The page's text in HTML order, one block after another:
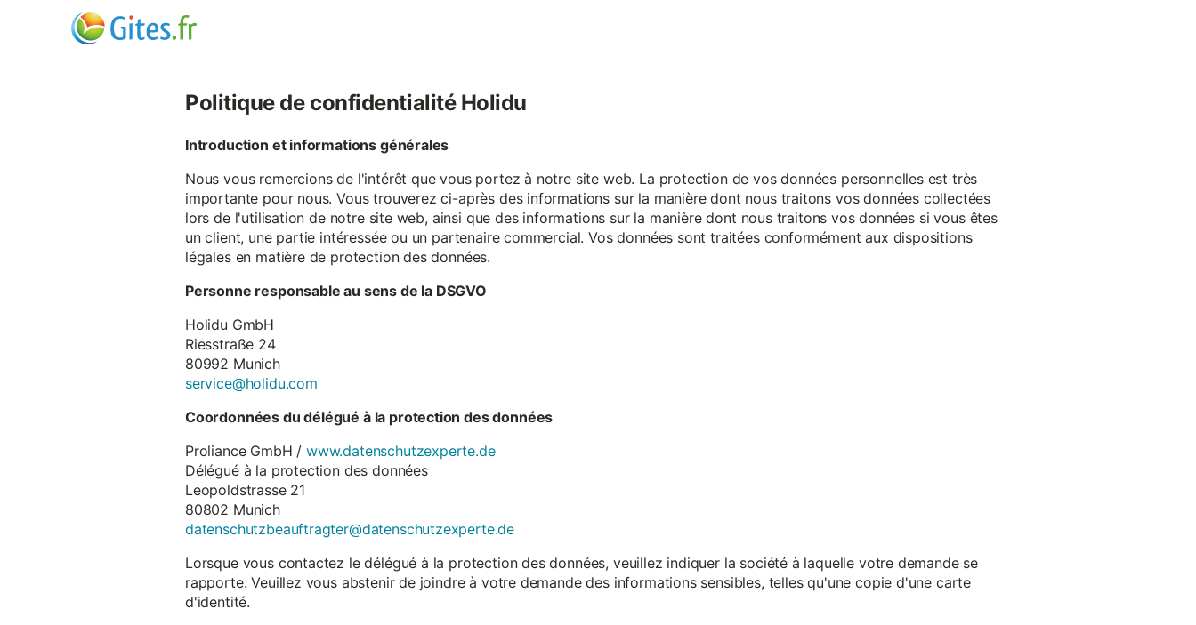
Politique de confidentialité Holidu
Introduction et informations générales
Nous vous remercions de l'intérêt que vous portez à notre site web. La protection de vos données personnelles est très
importante pour nous. Vous trouverez ci-après des informations sur la manière dont nous traitons vos données collectées
lors de l'utilisation de notre site web, ainsi que des informations sur la manière dont nous traitons vos données si vous êtes
un client, une partie intéressée ou un partenaire commercial. Vos données sont traitées conformément aux dispositions
légales en matière de protection des données.
Personne responsable au sens de la DSGVO
Holidu GmbH
Riesstraße 24
80992 Munich
service@holidu.com
Coordonnées du délégué à la protection des données
Proliance GmbH /www.datenschutzexperte.de
Délégué à la protection des données
Leopoldstrasse 21
80802 Munich
datenschutzbeauftragter@datenschutzexperte.de
Lorsque vous contactez le délégué à la protection des données, veuillez indiquer la société à laquelle votre demande se
rapporte. Veuillez vous abstenir de joindre à votre demande des informations sensibles, telles qu'une copie d'une carte
d'identité.